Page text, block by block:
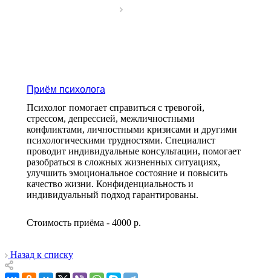
Приём психолога
Психолог помогает справиться с тревогой,
стрессом, депрессией, межличностными
конфликтами, личностными кризисами и другими
психологическими трудностями. Специалист
проводит индивидуальные консультации, помогает
разобраться в сложных жизненных ситуациях,
улучшить эмоциональное состояние и повысить
качество жизни. Конфиденциальность и
индивидуальный подход гарантированы.
Стоимость приёма - 4000 р.
Назад к списку